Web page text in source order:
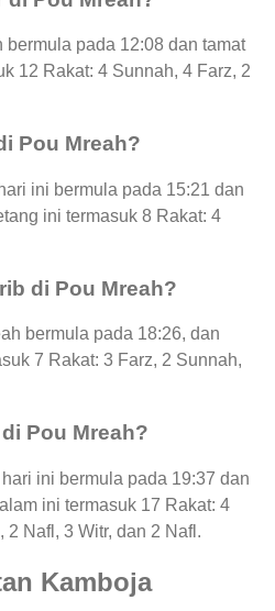
bermula pada 12:08 dan tamat
12 Rakat: 4 Sunnah, 4 Farz, 2
Pou Mreah?
ini bermula pada 15:21 dan
ini termasuk 8 Rakat: 4
di Pou Mreah?
bermula pada 18:26, dan
7 Rakat: 3 Farz, 2 Sunnah,
Pou Mreah?
ini bermula pada 19:37 dan
ini termasuk 17 Rakat: 4
2 Nafl, 3 Witr, dan 2 Nafl.
Kamboja